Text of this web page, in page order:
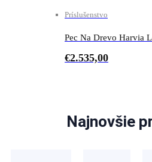
Príslušenstvo
Pec Na Drevo Harvia
€2.535,00
Najnovšie